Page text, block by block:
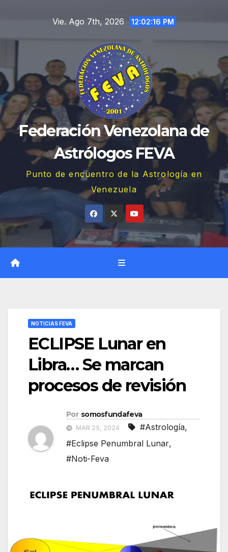
contenido
Vie. Ago 7th, 2026 12:02:17 PM
Federación Venezolana de
Astrólogos FEVA
Punto de encuentro de la Astrología en
Venezuela
NOTICIAS FEVA
ECLIPSE Lunar en
Libra… Se marcan
procesos de revisión
Por somosfundafeva
MAR 25, 2024 #Astrología,
#Eclipse Penumbral Lunar,
#Noti-Feva